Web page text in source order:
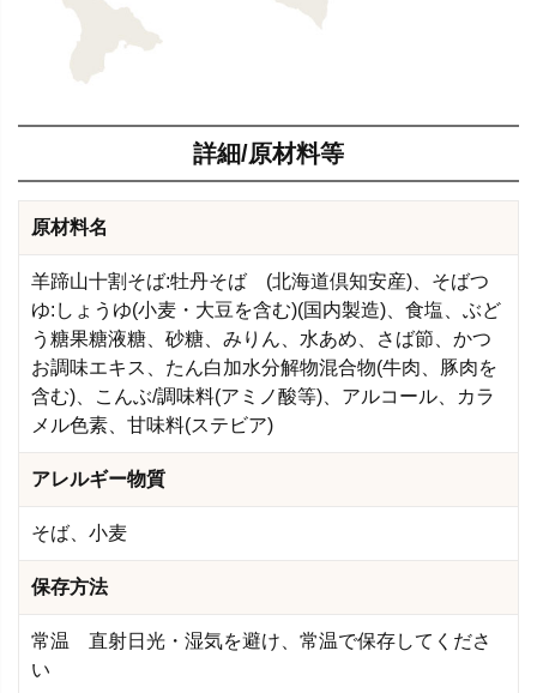
詳細/原材料等
原材料名
羊蹄山十割そば:牡丹そば (北海道倶知安産)、そばつ
ゆ:しょうゆ(小麦・大豆を含む)(国内製造)、食塩、ぶど
う糖果糖液糖、砂糖、みりん、水あめ、さば節、かつ
お調味エキス、たん白加水分解物混合物(牛肉、豚肉を
含む)、こんぶ/調味料(アミノ酸等)、アルコール、カラ
メル色素、甘味料(ステビア)
アレルギー物質
そば、小麦
保存方法
常温 直射日光・湿気を避け、常温で保存してくださ
い